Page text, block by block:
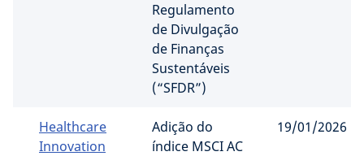
Regulamento
de Divulgação
de Finanças
Sustentáveis ​​
(“SFDR”)
Healthcare
Innovation
Adição do
índice MSCI AC
19/01/2026